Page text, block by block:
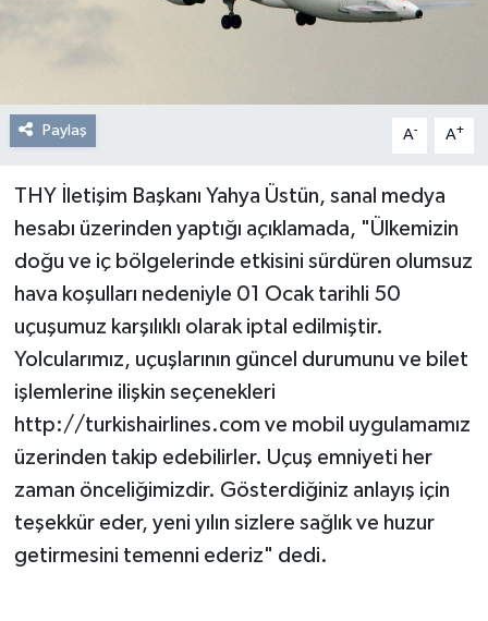
Paylaş A- A+
THY İletişim Başkanı Yahya Üstün, sanal medya
hesabı üzerinden yaptığı açıklamada, "Ülkemizin
doğu ve iç bölgelerinde etkisini sürdüren olumsuz
hava koşulları nedeniyle 01 Ocak tarihli 50
uçuşumuz karşılıklı olarak iptal edilmiştir.
Yolcularımız, uçuşlarının güncel durumunu ve bilet
işlemlerine ilişkin seçenekleri
http://turkishairlines.com ve mobil uygulamamız
üzerinden takip edebilirler. Uçuş emniyeti her
zaman önceliğimizdir. Gösterdiğiniz anlayış için
teşekkür eder, yeni yılın sizlere sağlık ve huzur
getirmesini temenni ederiz" dedi.